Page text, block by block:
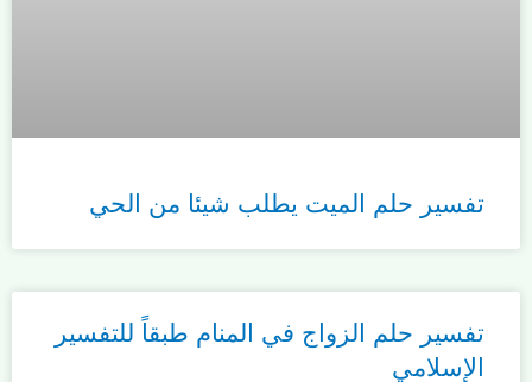
تفسير حلم الميت يطلب شيئا من الحي
تفسير حلم الزواج في المنام طبقاً للتفسير
الإسلامي